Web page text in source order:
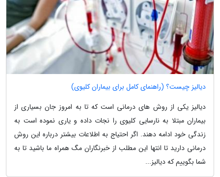
دیالیز چیست؟ (راهنمای کامل برای بیماران کلیوی)
دیالیز یکی از روش های درمانی است که تا به امروز جان بسیاری از
بیماران مبتلا به نارسایی کلیوی را نجات داده و یاری نموده است به
زندگی خود ادامه دهند. اگر احتیاج به اطلاعات بیشتر درباره این روش
درمانی دارید تا انتها این مطلب از خبرنگاران مگ همراه ما باشید تا به
شما بگوییم که دیالیز...